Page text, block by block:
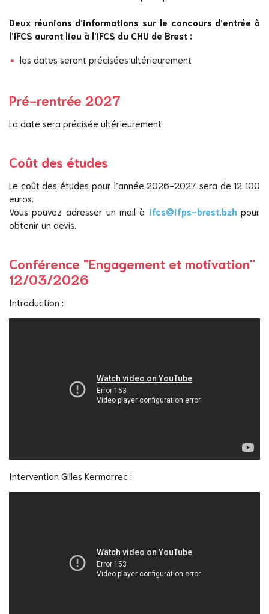
Deux réunions d’informations sur le concours d’entrée à
l’IFCS auront lieu à l’IFCS du CHU de Brest :
les dates seront précisées ultérieurement
Pré-rentrée 2027
La date sera précisée ultérieurement
Coût des études
Le coût des études pour l’année 2026-2027 sera de 12 100
euros.
Vous pouvez adresser un mail à ifcs@ifps-brest.bzh pour
obtenir un devis.
Conférence "Engagement et motivation"
12/03/2026
Introduction :
Intervention Gilles Kermarrec :